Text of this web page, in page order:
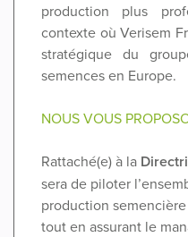
production plus
contexte où Verisem
stratégique du
semences en Europe.
NOUS VOUS
Rattaché(e) à la
sera de piloter
production
tout en assurant le